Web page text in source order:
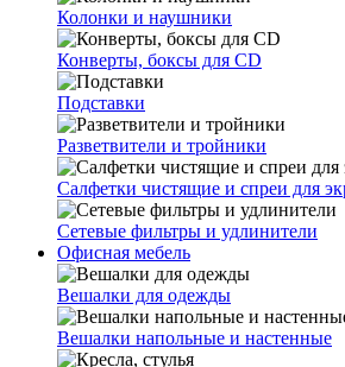
Колонки и наушники
Конверты, боксы для CD
Подставки
Разветвители и тройники
Салфетки чистящие и спреи для
Сетевые фильтры и удлинители
Офисная мебель
Вешалки для одежды
Вешалки напольные и настенные